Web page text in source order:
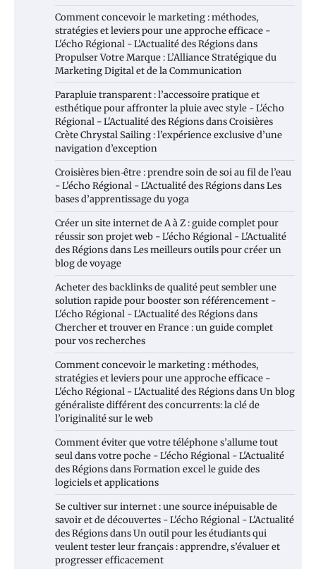
Comment concevoir le marketing : méthodes,
stratégies et leviers pour une approche efficace -
L'écho Régional - L'Actualité des Régionsdans
Propulser Votre Marque : L’Alliance Stratégique du
Marketing Digital et de la Communication
Parapluie transparent : l’accessoire pratique et
esthétique pour affronter la pluie avec style - L'écho
Régional - L'Actualité des RégionsdansCroisières
Crète Chrystal Sailing : l’expérience exclusive d’une
navigation d’exception
Croisières bien‑être : prendre soin de soi au fil de l’eau
- L'écho Régional - L'Actualité des RégionsdansLes
bases d’apprentissage du yoga
Créer un site internet de A à Z : guide complet pour
réussir son projet web - L'écho Régional - L'Actualité
des RégionsdansLes meilleurs outils pour créer un
blog de voyage
Acheter des backlinks de qualité peut sembler une
solution rapide pour booster son référencement -
L'écho Régional - L'Actualité des Régionsdans
Chercher et trouver en France : un guide complet
pour vos recherches
Comment concevoir le marketing : méthodes,
stratégies et leviers pour une approche efficace -
L'écho Régional - L'Actualité des RégionsdansUn blog
généraliste différent des concurrents: la clé de
l’originalité sur le web
Comment éviter que votre téléphone s’allume tout
seul dans votre poche - L'écho Régional - L'Actualité
des RégionsdansFormation excel le guide des
logiciels et applications
Se cultiver sur internet : une source inépuisable de
savoir et de découvertes - L'écho Régional - L'Actualité
des RégionsdansUn outil pour les étudiants qui
veulent tester leur français : apprendre, s’évaluer et
progresser efficacement